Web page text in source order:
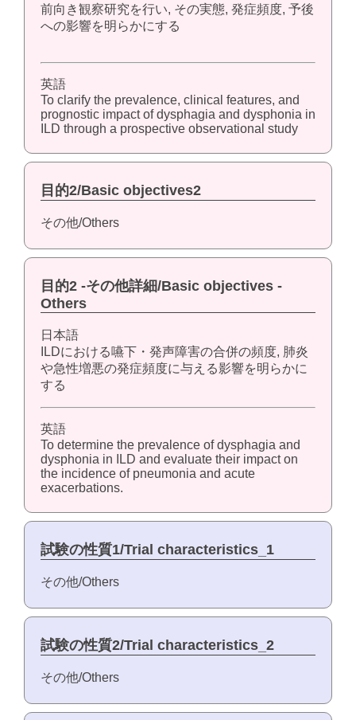
前向き観察研究を行い, その実態, 発症頻度, 予後
への影響を明らかにする
英語
To clarify the prevalence, clinical features, and
prognostic impact of dysphagia and dysphonia in
ILD through a prospective observational study
目的2/Basic objectives2
その他/Others
目的2 -その他詳細/Basic objectives -
Others
日本語
ILDにおける嚥下・発声障害の合併の頻度, 肺炎
や急性増悪の発症頻度に与える影響を明らかに
する
英語
To determine the prevalence of dysphagia and
dysphonia in ILD and evaluate their impact on
the incidence of pneumonia and acute
exacerbations.
試験の性質1/Trial characteristics_1
その他/Others
試験の性質2/Trial characteristics_2
その他/Others